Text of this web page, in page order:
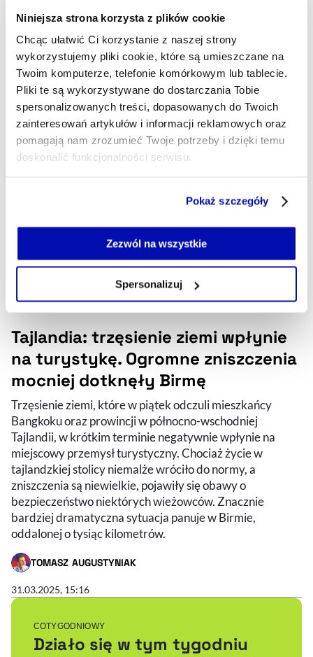
Niniejsza strona korzysta z plików cookie
Chcąc ułatwić Ci korzystanie z naszej strony
wykorzystujemy pliki cookie, które są umieszczane na
Twoim komputerze, telefonie komórkowym lub tablecie.
Pliki te są wykorzystywane do dostarczania Tobie
spersonalizowanych treści, dopasowanych do Twoich
zainteresowań artykułów i informacji reklamowych oraz
pomagają nam zrozumieć Twoje potrzeby i dzięki temu
doskonalić funkcjonalności serwisu.
Jeżeli nie wyrażasz zgody na zapisywanie plików cookie,
możesz łatwo zarządzać swoimi uprawnieniami, np. we
własnej przeglądarce internetowej lub po wybraniu opcji
Pokaż szczegóły
Zezwól na wszystkie
Spersonalizuj
Służba Lotnicza ONZ zmniejszyła swoją flotę o ponad 22
administrację Donalda Trumpa.
MICHAŁ SZCZEŚNIEWSKI
- AUTOR ARTYKUŁU - PROFIL
26.06.2025, 18:57
Tajlandia: trzęsienie ziemi wpłynie
na turystykę. Ogromne zniszczenia
mocniej dotknęły Birmę
Trzęsienie ziemi, które w piątek odczuli mieszkańcy
Bangkoku oraz prowincji w północno-wschodniej
Tajlandii, w krótkim terminie negatywnie wpłynie na
miejscowy przemysł turystyczny. Chociaż życie w
tajlandzkiej stolicy niemalże wróciło do normy, a
zniszczenia są niewielkie, pojawiły się obawy o
bezpieczeństwo niektórych wieżowców. Znacznie
bardziej dramatyczna sytuacja panuje w Birmie,
oddalonej o tysiąc kilometrów.
TOMASZ AUGUSTYNIAK
- AUTOR ARTYKUŁU - PROFIL
31.03.2025, 15:16